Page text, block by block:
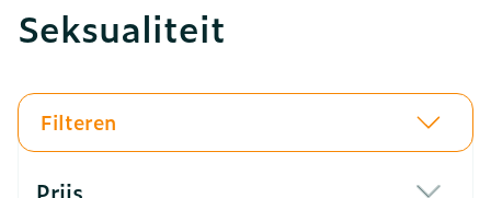
Seksualiteit
Filteren
Prijs